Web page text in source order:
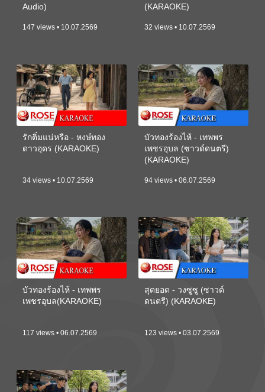
Audio)
147 views • 10.07.2569
(KARAOKE)
32 views • 10.07.2569
รักติ๋มแน่หรือ - หงษ์ทอง
ดาวอุดร (KARAOKE)
34 views • 10.07.2569
บัวทองร้องไห้ - เทพพร
เพชรอุบล (ซาวด์ดนตรี)
(KARAOKE)
94 views • 06.07.2569
บัวทองร้องไห้ - เทพพร
เพชรอุบล(KARAOKE)
117 views • 06.07.2569
สุดยอด - วงซูซู (ซาวด์
ดนตรี) (KARAOKE)
123 views • 03.07.2569